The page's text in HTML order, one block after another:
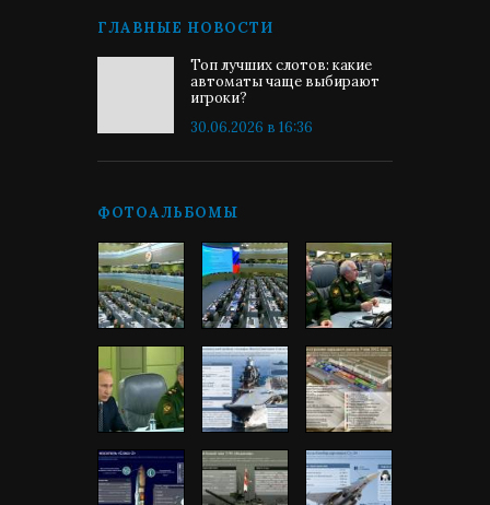
ГЛАВНЫЕ НОВОСТИ
Топ лучших слотов: какие
автоматы чаще выбирают
игроки?
30.06.2026 в 16:36
ФОТОАЛЬБОМЫ